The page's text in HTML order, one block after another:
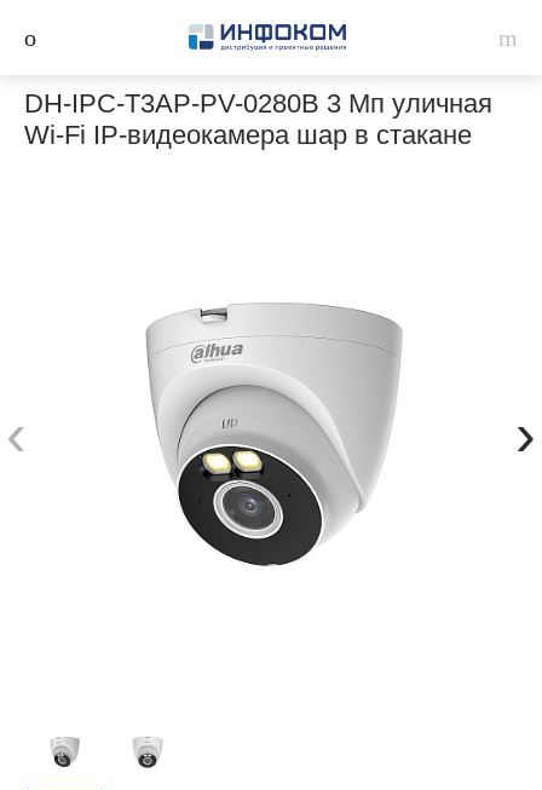
DH-IPC-T3AP-PV-0280B 3 Мп уличная
Wi-Fi IP-видеокамера шар в стакане
‹ ›